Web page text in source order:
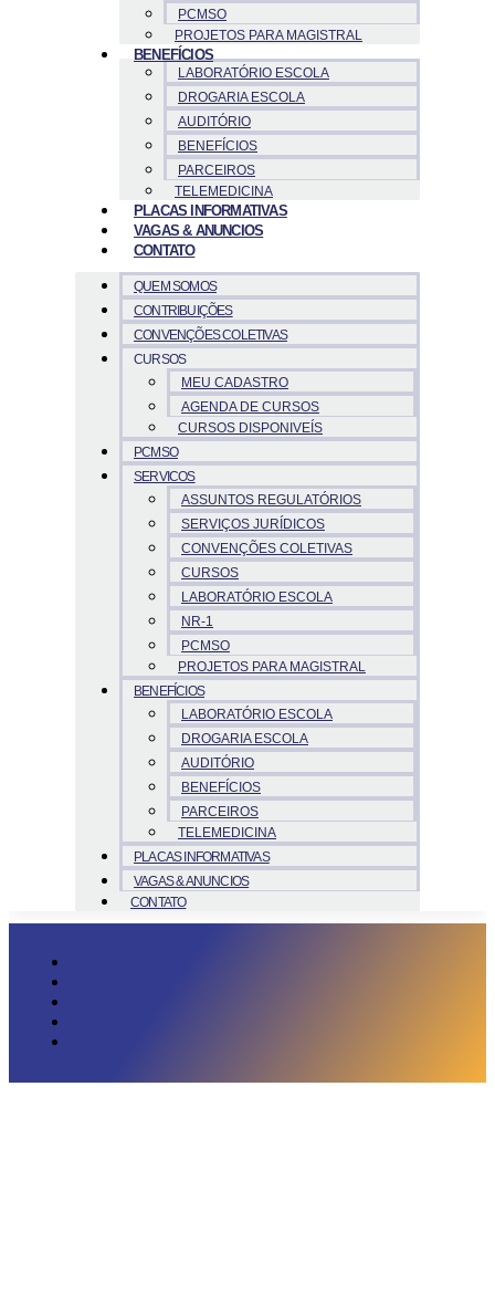
PCMSO
PROJETOS PARA MAGISTRAL
BENEFÍCIOS
LABORATÓRIO ESCOLA
DROGARIA ESCOLA
AUDITÓRIO
BENEFÍCIOS
PARCEIROS
TELEMEDICINA
PLACAS INFORMATIVAS
VAGAS & ANUNCIOS
CONTATO
QUEM SOMOS
CONTRIBUIÇÕES
CONVENÇÕES COLETIVAS
CURSOS
MEU CADASTRO
AGENDA DE CURSOS
CURSOS DISPONIVEÍS
PCMSO
SERVICOS
ASSUNTOS REGULATÓRIOS
SERVIÇOS JURÍDICOS
CONVENÇÕES COLETIVAS
CURSOS
LABORATÓRIO ESCOLA
NR-1
PCMSO
PROJETOS PARA MAGISTRAL
BENEFÍCIOS
LABORATÓRIO ESCOLA
DROGARIA ESCOLA
AUDITÓRIO
BENEFÍCIOS
PARCEIROS
TELEMEDICINA
PLACAS INFORMATIVAS
VAGAS & ANUNCIOS
CONTATO